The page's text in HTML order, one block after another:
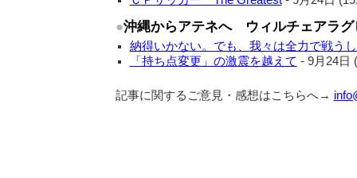
●沖縄からアテネへ ウィルチェアラグ
納得いかない。でも、我々は全力で戦う
「持ち点変更」の激震を越えて - 9月24日
記事に関するご意見・感想はこちらへ→